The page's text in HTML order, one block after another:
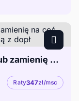
Hyundai ix35 0.0 Sprzedam lub zamienię na coś mniejszego z automatyczną skrzynią z dopł
Raty347zł/msc